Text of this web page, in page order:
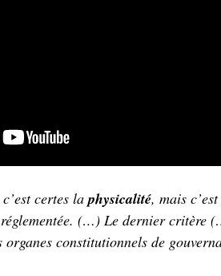
certes laphysicalité, mais
(…) Le dernier critère
organes constitutionnels de